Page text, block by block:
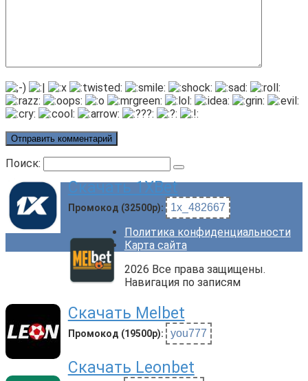
Поиск:
Скачать 1XBet
Промокод (32500р): 1x_482667
Скачать Melbet
Промокод (19500р): you777
Скачать Leonbet
Политика конфиденциальности
Карта сайта
2026 Все права защищены.
Навигация по записям